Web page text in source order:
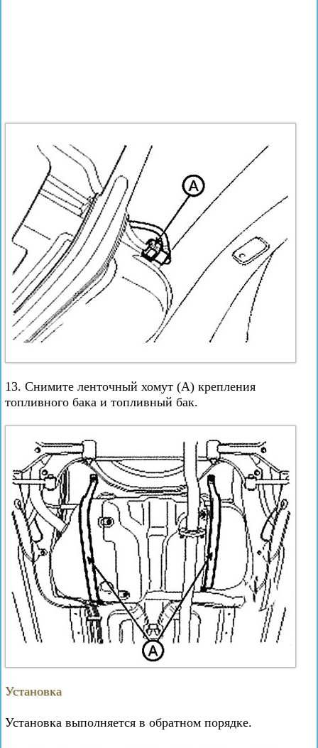
13. Снимите ленточный хомут (А) крепления
топливного бака и топливный бак.
Установка
Установка выполняется в обратном порядке.